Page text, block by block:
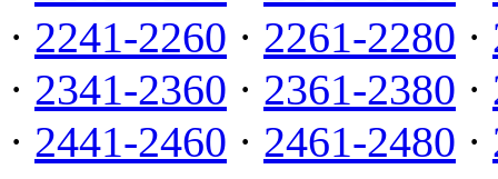
· 2241-2260 · 2261-2280 ·
· 2341-2360 · 2361-2380 ·
· 2441-2460 · 2461-2480 ·